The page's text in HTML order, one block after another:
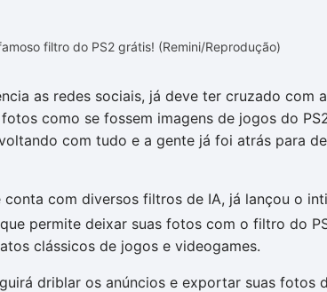
filtro do PS2 grátis! (Remini/Reprodução)
as redes sociais, já deve ter cruzado com
como se fossem imagens de jogos do
com tudo e a gente já foi atrás para
conta com diversos filtros de IA, já lançou o
que permite deixar suas fotos com o filtro do
clássicos de jogos e videogames.
driblar os anúncios e exportar suas fotos